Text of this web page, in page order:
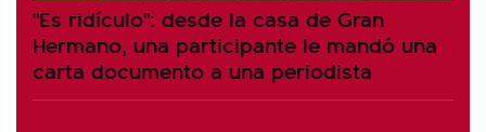
"Es ridículo": desde la casa de Gran
Hermano, una participante le mandó una
carta documento a una periodista